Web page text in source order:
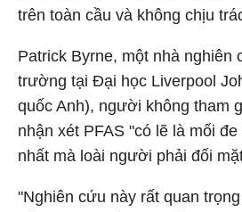
trên toàn cầu và không chịu
Patrick Byrne, một nhà nghiên
trường tại Đại học Liverpool
quốc Anh), người không tham
nhận xét PFAS "có lẽ là mối
nhất mà loài người phải đối
"Nghiên cứu này rất quan